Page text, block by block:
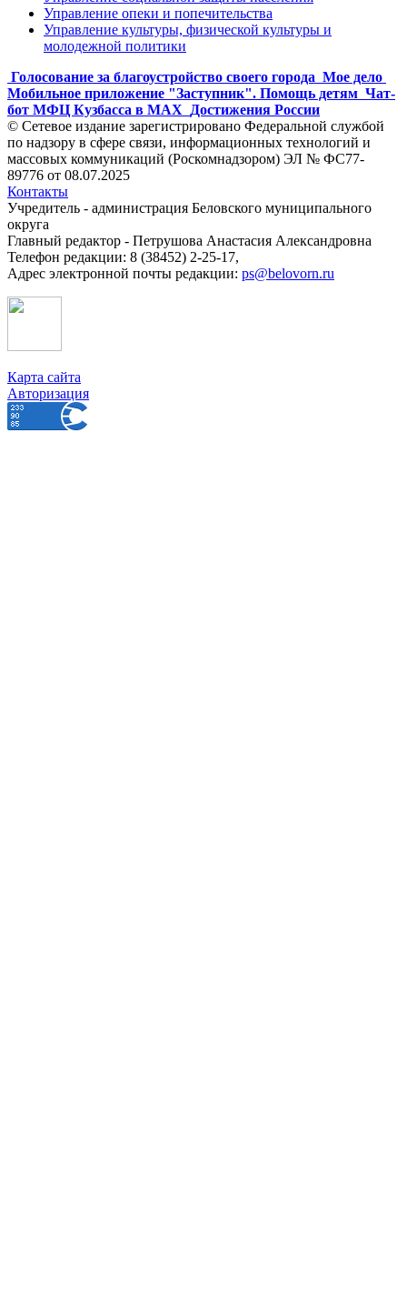
Управление опеки и попечительства
Управление культуры, физической культуры и
молодежной политики
Голосование за благоустройство своего города Мое дело
Мобильное приложение "Заступник". Помощь детям Чат-
бот МФЦ Кузбасса в MAX
Достижения России
© Сетевое издание зарегистрировано Федеральной службой
по надзору в сфере связи, информационных технологий и
массовых коммуникаций (Роскомнадзором) ЭЛ № ФС77-
89776 от 08.07.2025
Контакты
Учредитель - администрация Беловского муниципального
округа
Главный редактор - Петрушова Анастасия Александровна
Телефон редакции: 8 (38452) 2-25-17,
Адрес электронной почты редакции: ps@belovorn.ru
Карта сайта
Авторизация